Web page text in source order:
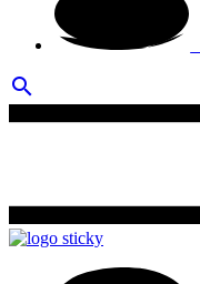
search